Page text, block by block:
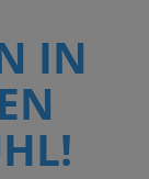
IN